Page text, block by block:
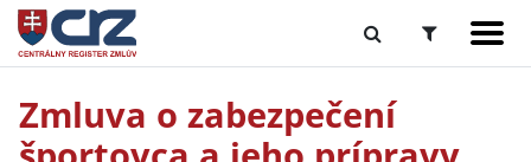
Zmluva o zabezpečení